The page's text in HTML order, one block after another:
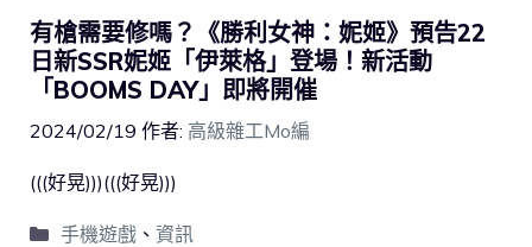
有槍需要修嗎？《勝利女神：妮姬》預告22
日新SSR妮姬「伊萊格」登場！新活動
「BOOMS DAY」即將開催
2024/02/19 作者: 高級雜工Mo編
(((好晃)))(((好晃)))
手機遊戲、 資訊